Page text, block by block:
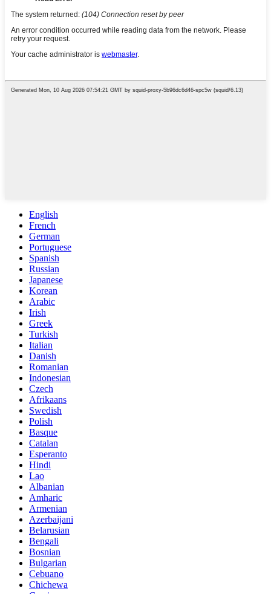
English
French
German
Portuguese
Spanish
Russian
Japanese
Korean
Arabic
Irish
Greek
Turkish
Italian
Danish
Romanian
Indonesian
Czech
Afrikaans
Swedish
Polish
Basque
Catalan
Esperanto
Hindi
Lao
Albanian
Amharic
Armenian
Azerbaijani
Belarusian
Bengali
Bosnian
Bulgarian
Cebuano
Chichewa